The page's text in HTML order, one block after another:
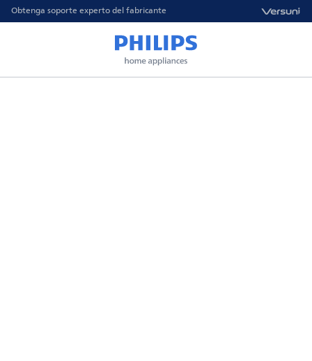
Obtenga soporte experto del fabricante